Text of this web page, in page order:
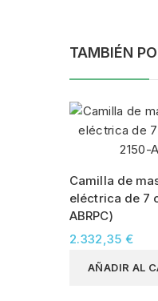
TAMBIÉN
Camilla de
eléctrica de 7
ABRPC)
2.332,35 €
AÑADIR AL